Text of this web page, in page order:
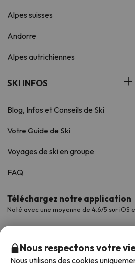
Alpes suisses
Andorre
Alpes autrichiennes
SKI INFOS
Blog, Infos et Conseils de Ski
Votre Guide de Ski
Voyages de ski en groupe
FAQ
Téléchargez notre application
Noté avec une moyenne de 4,6/5 sur iOS
Nous respectons votre
Nous utilisons des cookies